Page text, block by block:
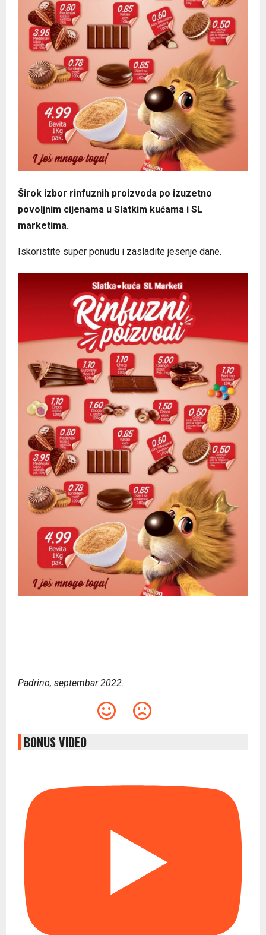
Širok izbor rinfuznih proizvoda po izuzetno
povoljnim cijenama u Slatkim kućama i SL
marketima.
Iskoristite super ponudu i zasladite jesenje dane.
Padrino, septembar 2022.
BONUS VIDEO